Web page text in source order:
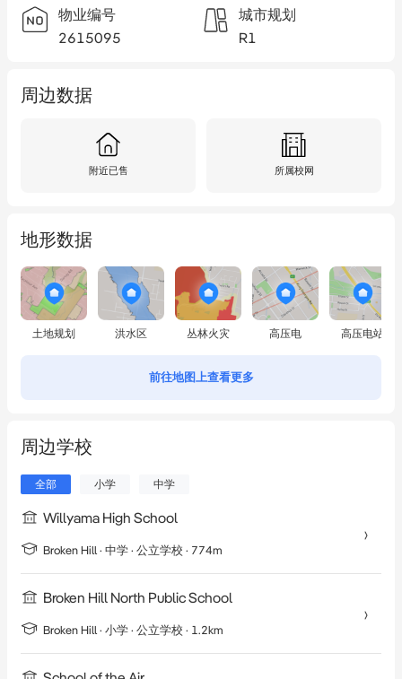
物业编号
2615095
城市规划
R1
周边数据
附近已售 所属校网
地形数据
土地规划 洪水区 丛林火灾 高压电 高压电站
前往地图上查看更多
周边学校
全部 小学 中学
Willyama High School
Broken Hill· 中学 · 公立学校 · 774m
Broken Hill North Public School
Broken Hill· 小学 · 公立学校 · 1.2km